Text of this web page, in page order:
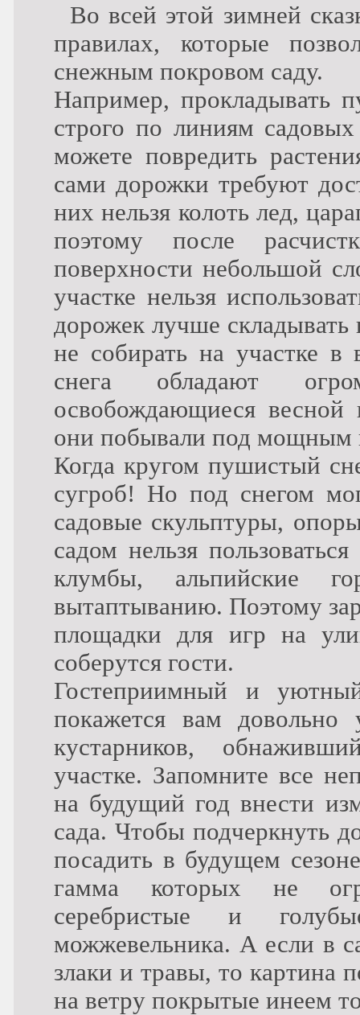
Во всей этой зимней
правилах, которые
снежным покровом саду.
Например, прокладывать
строго по линиям
можете повредить
сами дорожки требуют
них нельзя колоть лед,
поэтому после
поверхности небольшой
участке нельзя
дорожек лучше складывать
не собирать на участке
снега обладают
освобождающиеся весной
они побывали под
Когда кругом пушистый
сугроб! Но под снегом
садовые скульптуры,
садом нельзя
клумбы, альпийские
вытаптыванию. Поэтому
площадки для игр на
соберутся гости.
Гостеприимный и
покажется вам довольно
кустарников,
участке. Запомните все
на будущий год внести
сада. Чтобы подчеркнуть
посадить в будущем
гамма которых не
серебристые и
можжевельника. А если в
злаки и травы, то картина
на ветру покрытые инеем